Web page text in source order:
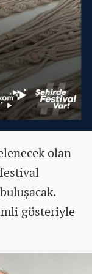
olan
gösteriyle